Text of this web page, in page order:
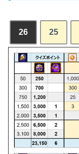
26 25